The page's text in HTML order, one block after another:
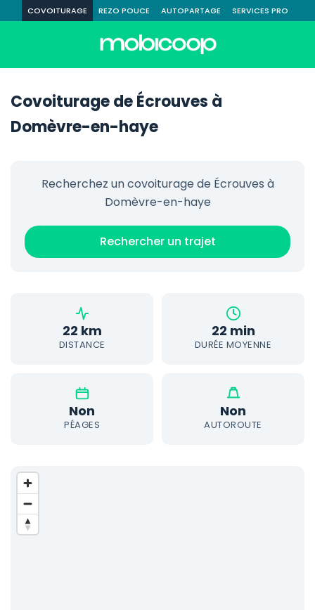
COVOITURAGE REZO POUCE AUTOPARTAGE SERVICES PRO
Covoiturage de Écrouves à
Domèvre-en-haye
Recherchez un covoiturage de Écrouves à
Domèvre-en-haye
Rechercher un trajet
22 km
DISTANCE
22 min
DURÉE MOYENNE
Non
PÉAGES
Non
AUTOROUTE